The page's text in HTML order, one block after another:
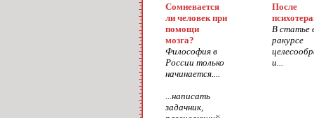
Сомневается
ли человек при
помощи
мозга?
Философия в
России только
начинается....
...написать
задачник,
После
В статье
ракурсе
и...